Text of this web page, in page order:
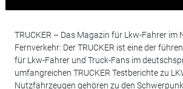
TRUCKER – Das Magazin für Lkw-Fahrer im
Fernverkehr: Der TRUCKER ist eine der
für Lkw-Fahrer und Truck-Fans im
umfangreichen TRUCKER Testberichte zu
Nutzfahrzeugen gehören zu den